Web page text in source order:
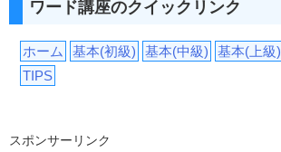
ワード講座のクイックリンク
ホーム 基本(初級) 基本(中級) 基本(上級)
TIPS
スポンサーリンク